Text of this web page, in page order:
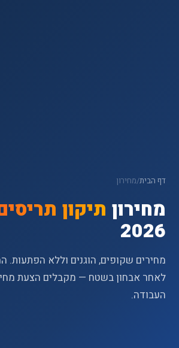
דף הבית/מחירון
מחירון תיקון
2026
מחירים שקופים, הוגנים וללא הפתעות.
לאחר אבחון בשטח — מקבלים הצעת
העבודה.